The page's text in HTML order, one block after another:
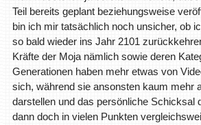
Teil bereits geplant beziehungsweise
bin ich mir tatsächlich noch unsicher, ob
so bald wieder ins Jahr 2101
Kräfte der Moja nämlich sowie deren
Generationen haben mehr etwas von
sich, während sie ansonsten kaum mehr
darstellen und das persönliche Schicksal
dann doch in vielen Punkten